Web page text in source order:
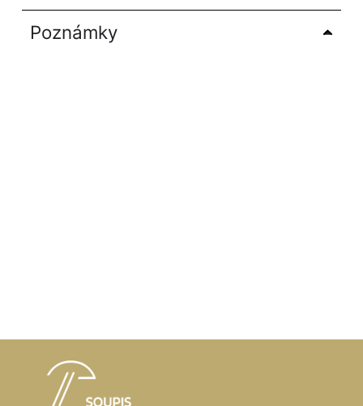
Poznámky